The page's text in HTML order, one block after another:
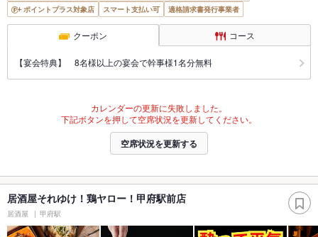
ポイントプラス対象店
スマート支払い可 適格請求書発行事業者
クーポン コース
【宴会特典】 8名様以上の宴会で幹事様1名分無料
カレンダーの更新に失敗しました。
下記ボタンを押して空席状況を更新してください。
空席状況を更新する
居酒屋それゆけ！鶏ヤロー！甲府駅前店
居酒屋 甲府駅